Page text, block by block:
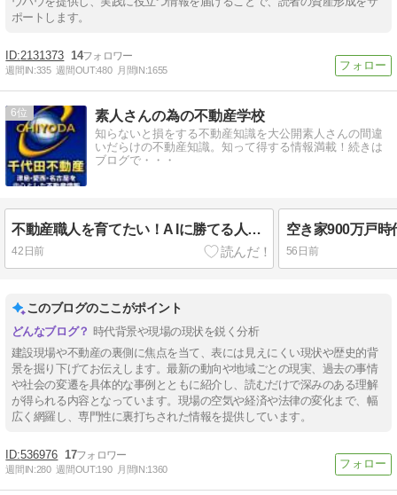
ポートします。
2131373 14
週間IN:335 週間OUT:480 月間IN:1655
6 素人さんの為の不動産学校
知らないと損をする不動産知識を大公開素人さんの間違
いだらけの不動産知識。知って得する情報満載！続きは
ブログで・・・
不動産職人を育てたい！A Iに勝てる人材とは（No.2624）
42日前 56日前
このブログのここがポイント
時代背景や現場の現状を鋭く分析
建設現場や不動産の裏側に焦点を当て、表には見えにくい現状や歴史的背
景を掘り下げてお伝えします。最新の動向や地域ごとの現実、過去の事情
や社会の変遷を具体的な事例とともに紹介し、読むだけで深みのある理解
が得られる内容となっています。現場の空気や経済や法律の変化まで、幅
広く網羅し、専門性に裏打ちされた情報を提供しています。
536976 17
週間IN:280 週間OUT:190 月間IN:1360